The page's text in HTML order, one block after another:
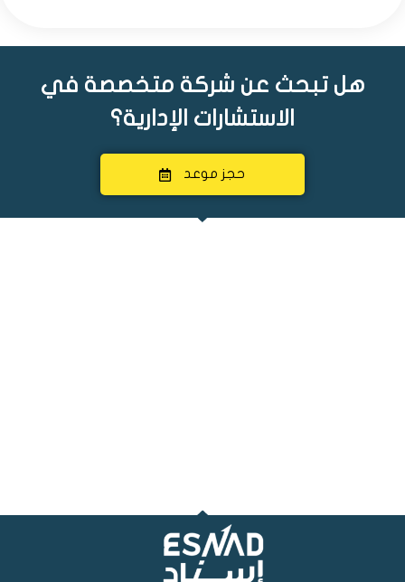
هل تبحث عن شركة متخصصة في
الاستشارات الإدارية؟
حجز موعد